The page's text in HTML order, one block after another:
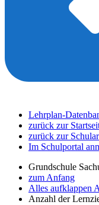
Lehrplan-
zurück zur
zurück zur
Im Schulportal
Grundschule
zum Anfang
Alles aufklappen
Anzahl der